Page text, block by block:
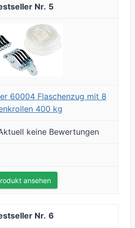
5
60004 Flaschenzug mit 8
400 kg
keine Bewertungen
ansehen
6